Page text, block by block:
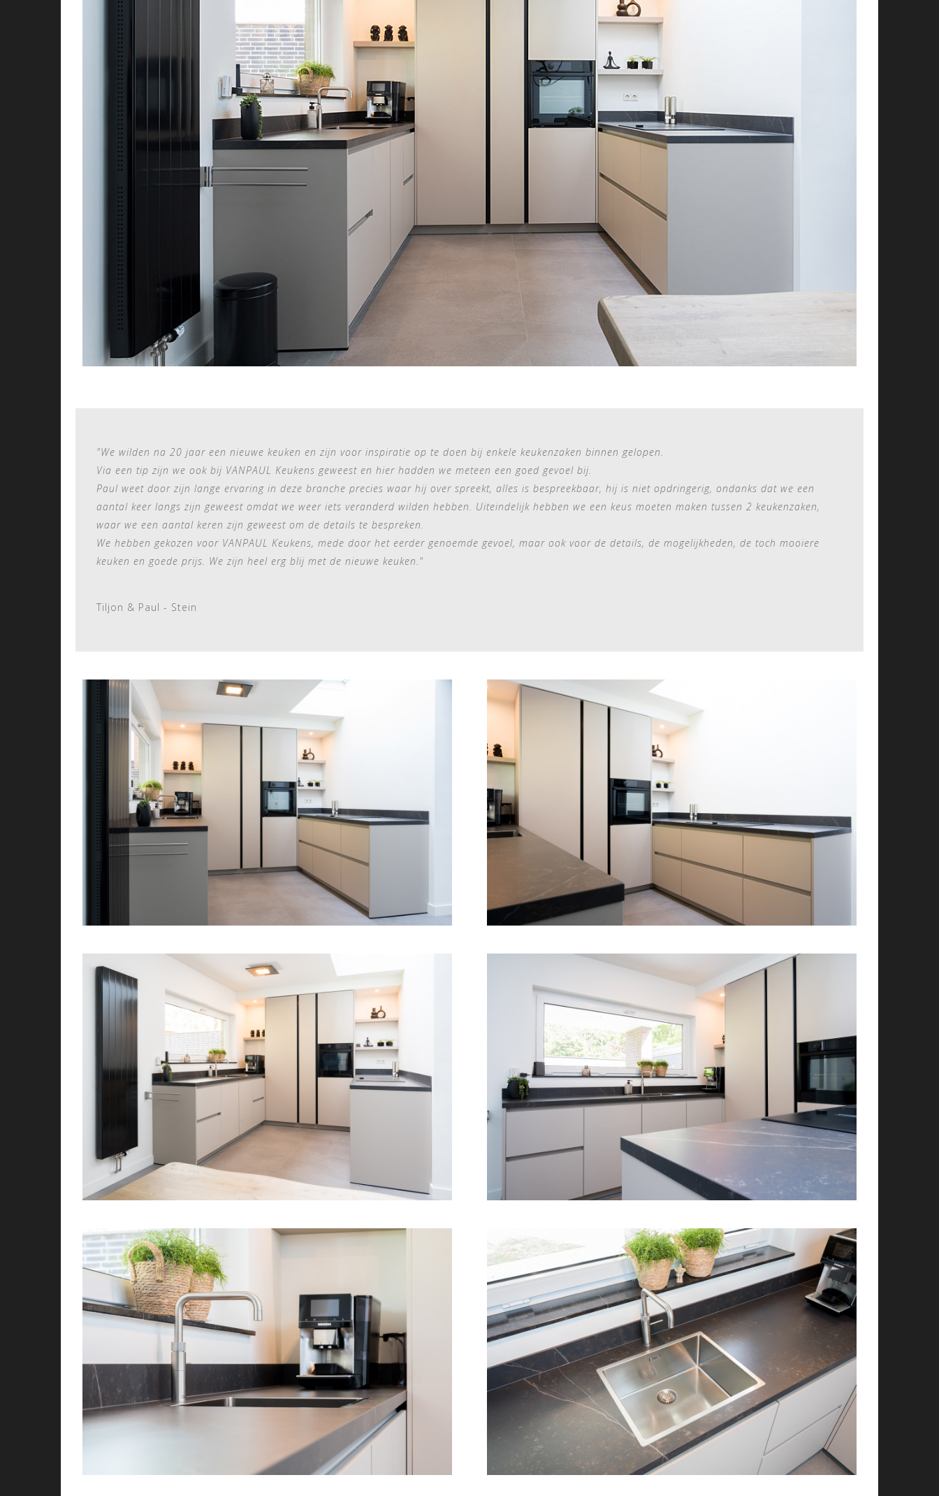
"We wilden na 20 jaar een nieuwe keuken en zijn voor inspiratie op te doen bij enkele keukenzaken binnen gelopen.
Via een tip zijn we ook bij VANPAUL Keukens geweest en hier hadden we meteen een goed gevoel bij.
Paul weet door zijn lange ervaring in deze branche precies waar hij over spreekt, alles is bespreekbaar, hij is niet opdringerig, ondanks dat we een
aantal keer langs zijn geweest omdat we weer iets veranderd wilden hebben. Uiteindelijk hebben we een keus moeten maken tussen 2 keukenzaken,
waar we een aantal keren zijn geweest om de details te bespreken.
We hebben gekozen voor VANPAUL Keukens, mede door het eerder genoemde gevoel, maar ook voor de details, de mogelijkheden, de toch mooiere
keuken en goede prijs. We zijn heel erg blij met de nieuwe keuken."
Tiljon & Paul - Stein